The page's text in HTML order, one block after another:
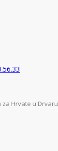
Hrvate u Drvaru